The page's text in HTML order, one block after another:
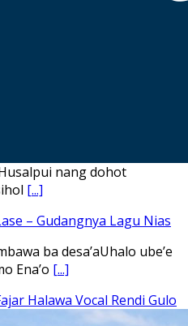
nang dohot
[...]
– Gudangnya Lagu Nias